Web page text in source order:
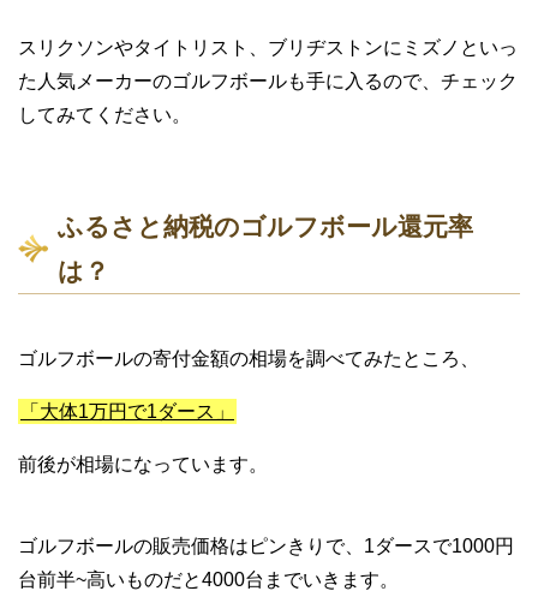
スリクソンやタイトリスト、ブリヂストンにミズノといっ
た人気メーカーのゴルフボールも手に入るので、チェック
してみてください。
ふるさと納税のゴルフボール還元率
は？
ゴルフボールの寄付金額の相場を調べてみたところ、
「大体1万円で1ダース」
前後が相場になっています。
ゴルフボールの販売価格はピンきりで、1ダースで1000円
台前半~高いものだと4000台までいきます。